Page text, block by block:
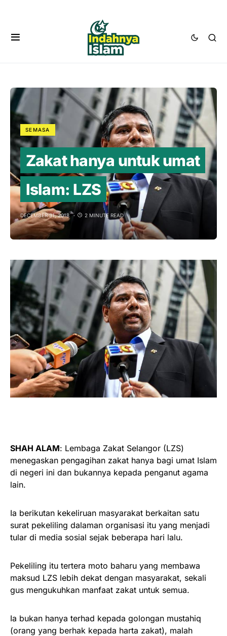
SEMASA
Zakat hanya untuk umat
Islam: LZS
DECEMBER 31, 2018 2 MINUTE READ
SHAH ALAM: Lembaga Zakat Selangor (LZS)
menegaskan pengagihan zakat hanya bagi umat Islam
di negeri ini dan bukannya kepada penganut agama
lain.
Ia berikutan kekeliruan masyarakat berkaitan satu
surat pekeliling dalaman organisasi itu yang menjadi
tular di media sosial sejak beberapa hari lalu.
Pekeliling itu tertera moto baharu yang membawa
maksud LZS lebih dekat dengan masyarakat, sekali
gus mengukuhkan manfaat zakat untuk semua.
Ia bukan hanya terhad kepada golongan mustahiq
(orang yang berhak kepada harta zakat), malah